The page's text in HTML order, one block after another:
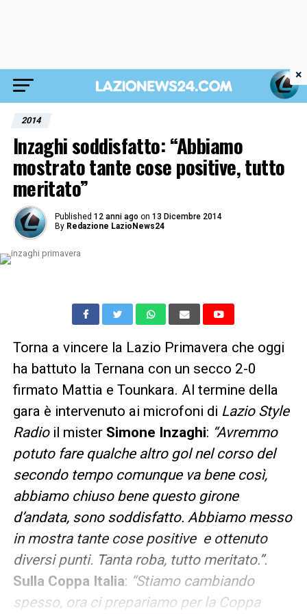
2014
Inzaghi soddisfatto: “Abbiamo
mostrato tante cose positive, tutto
meritato”
Published 12 anni ago on 13 Dicembre 2014
By Redazione LazioNews24
Torna a vincere la Lazio Primavera che oggi
ha battuto la Ternana con un secco 2-0
firmato Mattia e Tounkara. Al termine della
gara è intervenuto ai microfoni di Lazio Style
Radioil mister Simone Inzaghi: “Avremmo
potuto fare qualche altro gol nel corso del
secondo tempo comunque va bene così,
abbiamo chiuso bene questo girone
d’andata, sono soddisfatto. Abbiamo messo
in mostra tante cose positive e ottenuto
diversi punti. Tanta roba, tutto meritato.”.
Sulla Coppa Italia: “Stiamo cambiando
spesso, ora ci prepariamo per la Coppa
×